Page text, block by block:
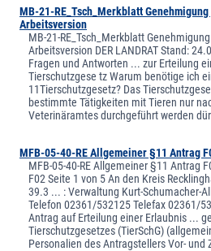
MB-21-RE_Tsch_Merkblatt
Arbeitsversion
MB-21-RE_Tsch_Merkblatt
Arbeitsversion DER LANDRAT Stand:
Fragen und Antworten ... zur Erteilung
Tierschutzgese tz Warum benötige ich
11Tierschutzgesetz? Das
bestimmte Tätigkeiten mit Tieren nur
Veterinäramtes durchgeführt werden
MFB-05-40-RE Allgemeiner §11 Antrag
MFB-05-40-RE Allgemeiner §11 Antrag
F02 Seite 1 von 5 An den Kreis
39.3 ... : Verwaltung Kurt-Schumacher-
Telefon 02361/532125 Telefax 02361/
Antrag auf Erteilung einer Erlaubnis ...
Tierschutzgesetzes (TierSchG)
Personalien des Antragstellers Vor- und